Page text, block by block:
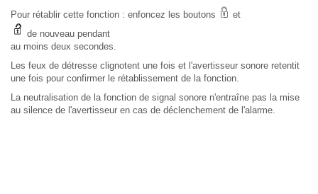
Pour rétablir cette fonction : enfoncez les boutons
et
de nouveau pendant
au moins deux secondes.
Les feux de détresse clignotent une fois et l'avertisseur sonore retentit
une fois pour confirmer le rétablissement de la fonction.
La neutralisation de la fonction de signal sonore n'entraîne pas la mise
au silence de l'avertisseur en cas de déclenchement de l'alarme.